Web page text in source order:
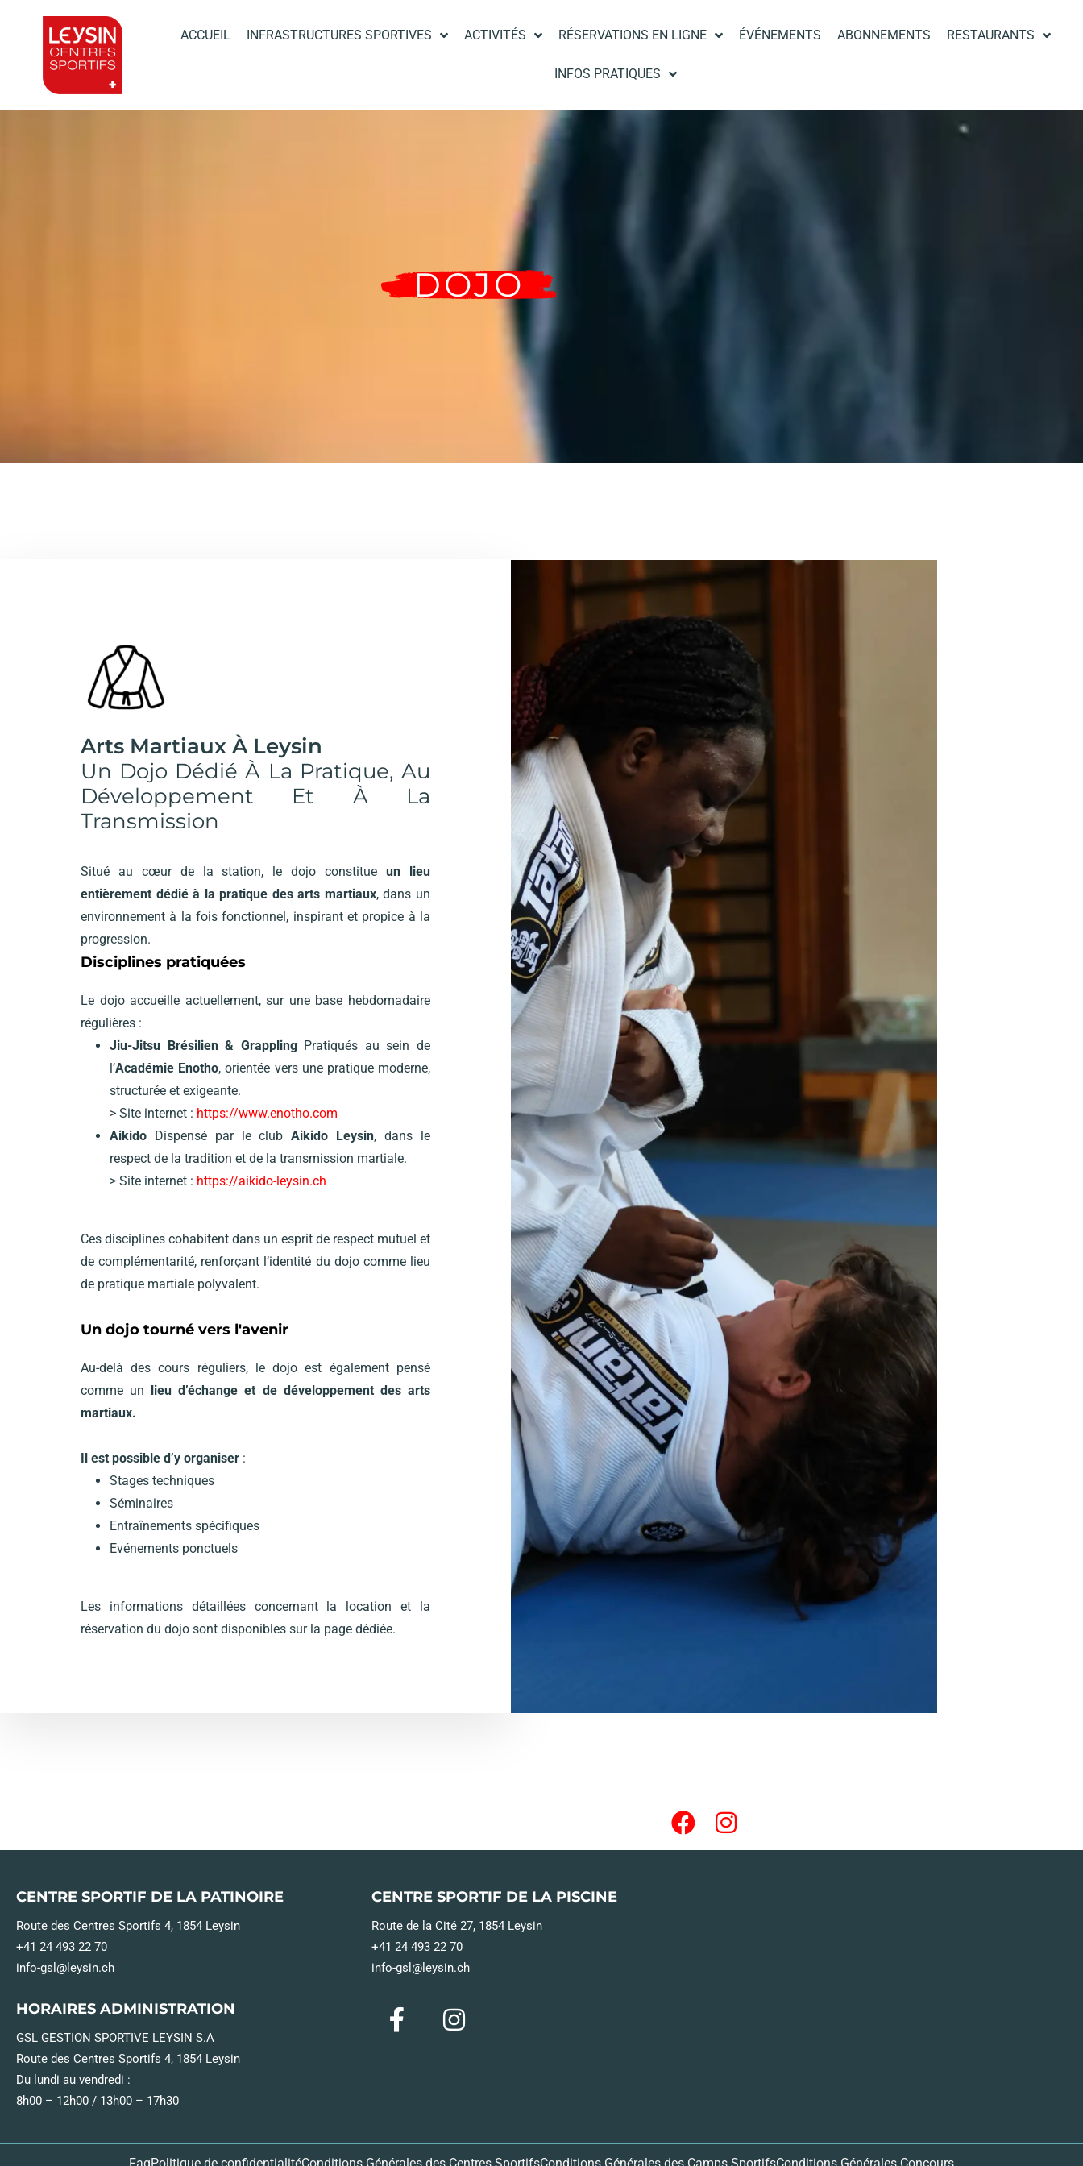
ACCUEIL INFRASTRUCTURES SPORTIVES ACTIVITÉS RÉSERVATIONS EN LIGNE ÉVÉNEMENTS ABONNEMENTS RESTAURANTS
INFOS PRATIQUES
DOJO
Arts Martiaux À Leysin
Un Dojo Dédié À La Pratique, Au
Développement Et À La
Transmission
Situé au cœur de la station, le dojo constitueun lieu
entièrement dédié à la pratique des arts martiaux, dans un
environnement à la fois fonctionnel, inspirant et propice à la
progression.
Disciplines pratiquées
Le dojo accueille actuellement, sur une base hebdomadaire
régulières :
Jiu-Jitsu Brésilien & GrapplingPratiqués au sein de
l’Académie Enotho, orientée vers une pratique moderne,
structurée et exigeante.
> Site internet : https://www.enotho.com
Aikido Dispensé par le clubAikido Leysin, dans le
respect de la tradition et de la transmission martiale.
> Site internet : https://aikido-leysin.ch
Ces disciplines cohabitent dans un esprit de respect mutuel et
de complémentarité, renforçant l’identité du dojo comme lieu
de pratique martiale polyvalent.
Un dojo tourné vers l'avenir
Au-delà des cours réguliers, le dojo est également pensé
comme un lieu d’échange et de développement des arts
martiaux.
Il est possible d’y organiser :
Stages techniques
Séminaires
Entraînements spécifiques
Evénements ponctuels
Les informations détaillées concernant la location et la
réservation du dojo sont disponibles sur la page dédiée.
CENTRE SPORTIF DE LA PATINOIRE
Route des Centres Sportifs 4, 1854 Leysin
+41 24 493 22 70
info-gsl@leysin.ch
HORAIRES ADMINISTRATION
GSL GESTION SPORTIVE LEYSIN S.A
Route des Centres Sportifs 4, 1854 Leysin
Du lundi au vendredi :
8h00 – 12h00 / 13h00 – 17h30
CENTRE SPORTIF DE LA PISCINE
Route de la Cité 27, 1854 Leysin
+41 24 493 22 70
info-gsl@leysin.ch